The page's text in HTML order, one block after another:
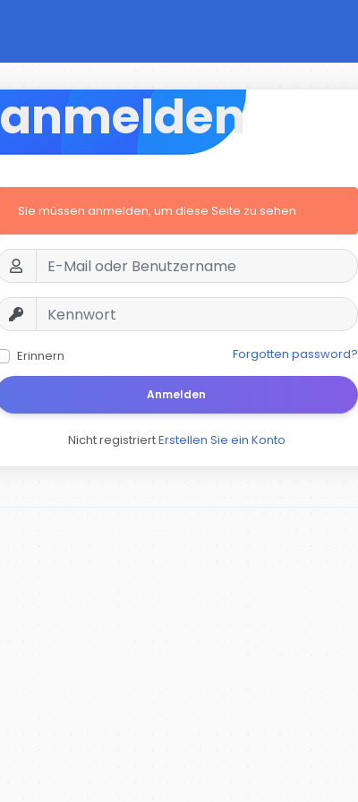
anmelden
Sie müssen anmelden, um diese Seite zu sehen
Erinnern Forgotten password?
Anmelden
Nicht registriertErstellen Sie ein Konto